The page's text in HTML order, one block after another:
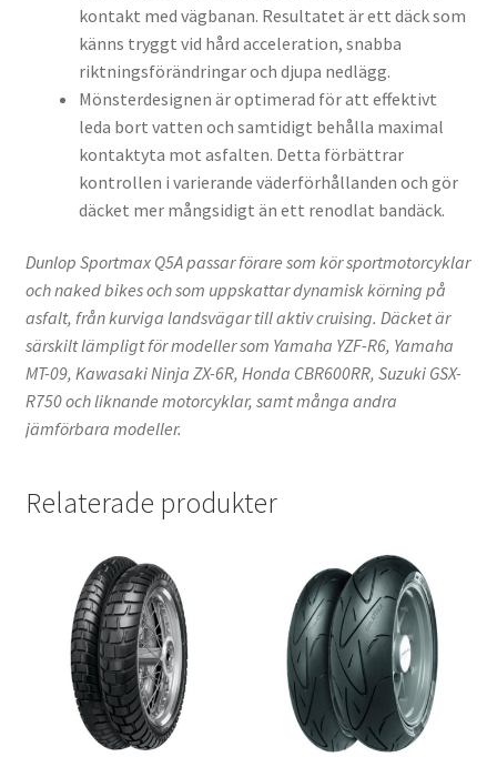
kontakt med vägbanan. Resultatet är ett däck som
känns tryggt vid hård acceleration, snabba
riktningsförändringar och djupa nedlägg.
Mönsterdesignen är optimerad för att effektivt
leda bort vatten och samtidigt behålla maximal
kontaktyta mot asfalten. Detta förbättrar
kontrollen i varierande väderförhållanden och gör
däcket mer mångsidigt än ett renodlat bandäck.
Dunlop Sportmax Q5A passar förare som kör sportmotorcyklar
och naked bikes och som uppskattar dynamisk körning på
asfalt, från kurviga landsvägar till aktiv cruising. Däcket är
särskilt lämpligt för modeller som Yamaha YZF-R6, Yamaha
MT-09, Kawasaki Ninja ZX-6R, Honda CBR600RR, Suzuki GSX-
R750 och liknande motorcyklar, samt många andra
jämförbara modeller.
Relaterade produkter